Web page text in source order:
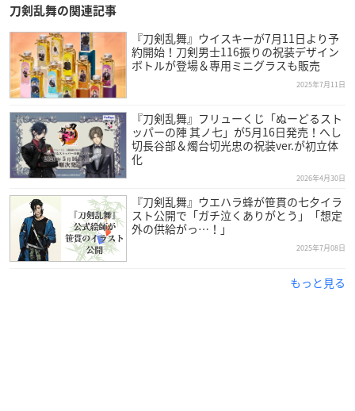
刀剣乱舞の関連記事
『刀剣乱舞』ウイスキーが7月11日より予
約開始！刀剣男士116振りの祝装デザイン
ボトルが登場＆専用ミニグラスも販売
2025年7月11日
『刀剣乱舞』フリューくじ「ぬーどるスト
ッパーの陣 其ノ七」が5月16日発売！へし
切長谷部＆燭台切光忠の祝装ver.が初立体
化
2026年4月30日
『刀剣乱舞』ウエハラ蜂が笹貫の七夕イラ
スト公開で「ガチ泣くありがとう」「想定
外の供給がっ…！」
2025年7月08日
もっと見る